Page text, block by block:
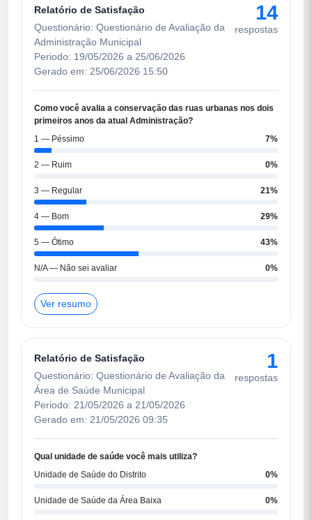
Relatório de Satisfação
Questionário: Questionário de Avaliação da
Administração Municipal
Periodo: 19/05/2026 a 25/06/2026
Gerado em: 25/06/2026 15:50
14
respostas
Como você avalia a conservação das ruas urbanas nos dois
primeiros anos da atual Administração?
1 — Péssimo
7%
2 — Ruim 0%
3 — Regular 21%
4 — Bom 29%
5 — Ótimo 43%
N/A — Não sei avaliar 0%
Ver resumo
Relatório de Satisfação
Questionário: Questionário de Avaliação da
Área de Saúde Municipal
Periodo: 21/05/2026 a 21/05/2026
Gerado em: 21/05/2026 09:35
1
respostas
Qual unidade de saúde você mais utiliza?
Unidade de Saúde do Distrito
0%
Unidade de Saúde da Área Baixa 0%